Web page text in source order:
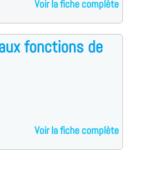
Voir la fiche complète
fonctions de
Voir la fiche complète